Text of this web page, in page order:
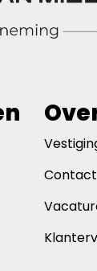
Contact